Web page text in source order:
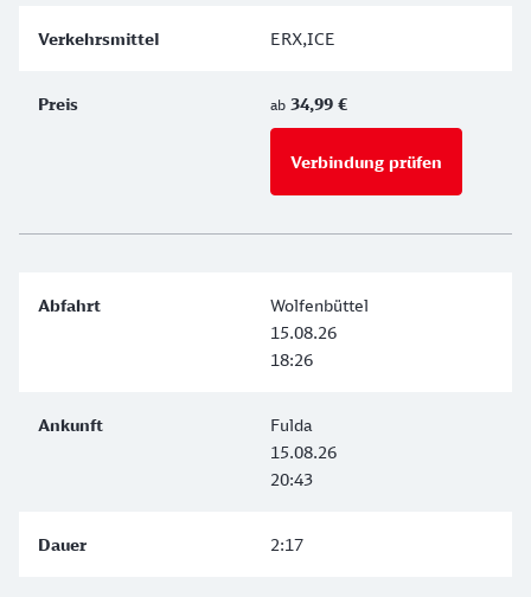
ERX,ICE
ab 34,99 €
Verbindung prüfen
Wolfenbüttel
15.08.26
18:26
Fulda
15.08.26
20:43
2:17